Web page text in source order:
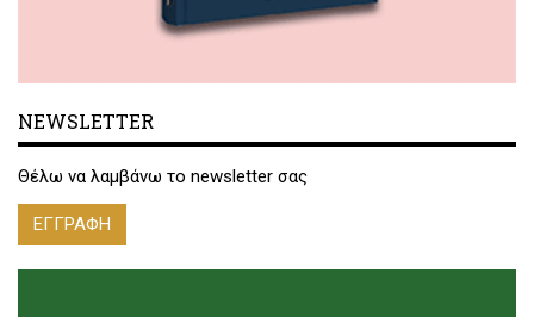
NEWSLETTER
Θέλω να λαμβάνω το newsletter σας
ΕΓΓΡΑΦΗ